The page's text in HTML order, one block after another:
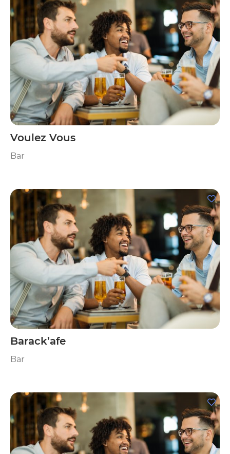
Voulez Vous
Bar
Barack’afe
Bar